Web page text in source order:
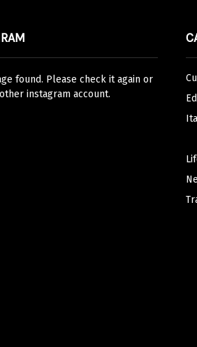
found. Please check it again or
instagram account.